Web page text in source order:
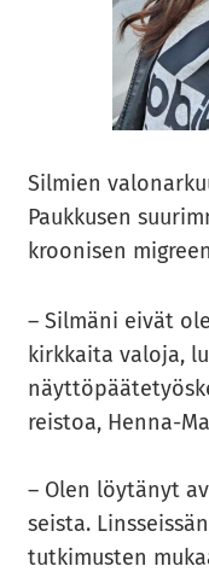
Sil­mien
Pauk­kusen
kroo­ni­sen
– Sil­mä­ni eivät
kirk­kai­ta va­lo­ja,
reis­toa, Henna-​
– Olen löy­tä­nyt
seis­ta.
tut­ki­mus­ten